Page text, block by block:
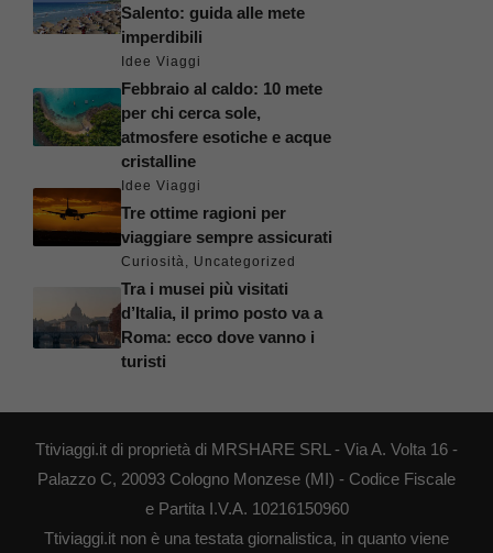
Salento: guida alle mete
imperdibili
Idee Viaggi
Febbraio al caldo: 10 mete
per chi cerca sole,
atmosfere esotiche e acque
cristalline
Idee Viaggi
Tre ottime ragioni per
viaggiare sempre assicurati
Curiosità, Uncategorized
Tra i musei più visitati
d’Italia, il primo posto va a
Roma: ecco dove vanno i
turisti
Ttiviaggi.it di proprietà di MRSHARE SRL - Via A. Volta 16 -
Palazzo C, 20093 Cologno Monzese (MI) - Codice Fiscale
e Partita I.V.A. 10216150960
Ttiviaggi.it non è una testata giornalistica, in quanto viene